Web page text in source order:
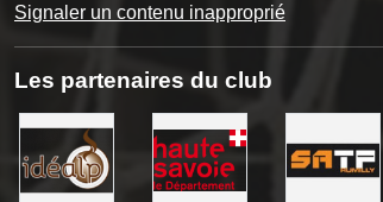
Signaler un contenu inapproprié
Les partenaires du club